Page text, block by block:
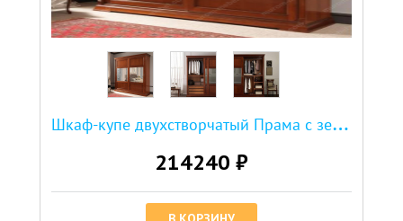
Ш
каф-купе двухстворчатый Прама с зеркалом
214240 ₽